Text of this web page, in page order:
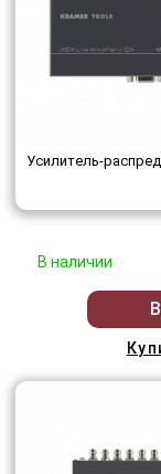
Усилитель-
В наличии